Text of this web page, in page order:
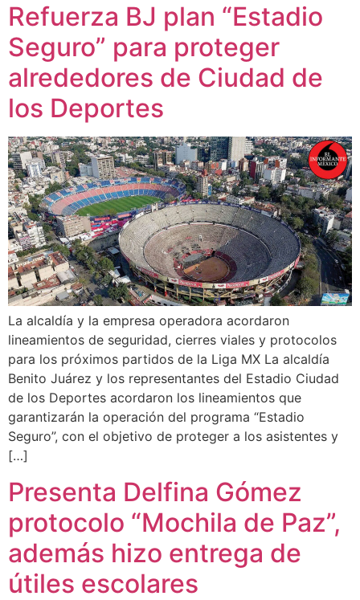
Refuerza BJ plan “Estadio
Seguro” para proteger
alrededores de Ciudad de
los Deportes
La alcaldía y la empresa operadora acordaron
lineamientos de seguridad, cierres viales y protocolos
para los próximos partidos de la Liga MX La alcaldía
Benito Juárez y los representantes del Estadio Ciudad
de los Deportes acordaron los lineamientos que
garantizarán la operación del programa “Estadio
Seguro”, con el objetivo de proteger a los asistentes y
[…]
Presenta Delfina Gómez
protocolo “Mochila de Paz”,
además hizo entrega de
útiles escolares